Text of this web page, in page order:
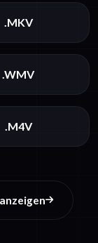
.MKV
.WMV
.M4V